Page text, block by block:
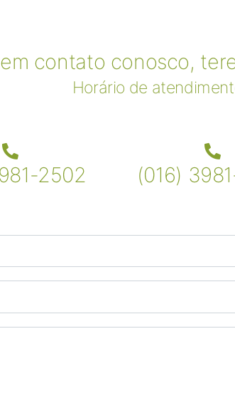
contato conosco,
Horário de
2502 (016)